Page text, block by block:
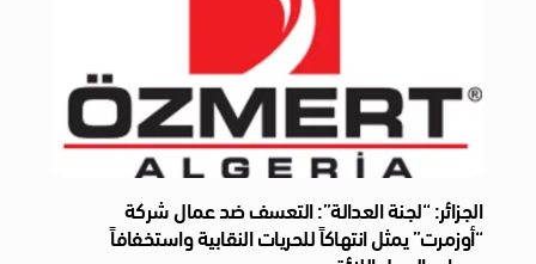
الجزائر: “لجنة العدالة”: التعسف ضد عمال شركة
“أوزمرت” يمثل انتهاكاً للحريات النقابية واستخفافاً